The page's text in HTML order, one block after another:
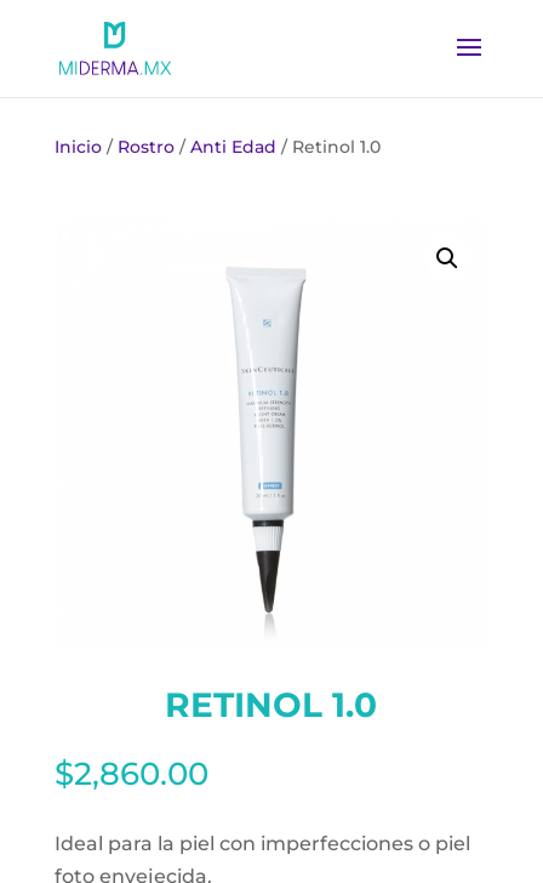
Inicio/ Rostro/Anti Edad / Retinol 1.0
RETINOL 1.0
$2,860.00
Ideal para la piel con imperfecciones o piel
foto envejecida.